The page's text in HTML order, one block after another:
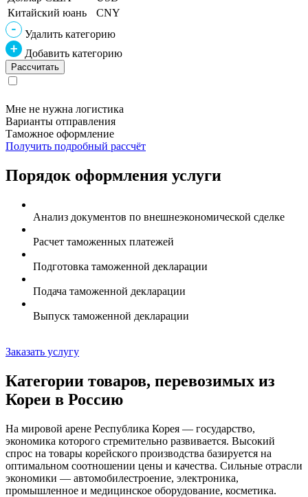
Китайский юань
CNY
Удалить категорию
Добавить категорию
Мне не нужна логистика
Варианты отправления
Таможное оформление
Получить подробный рассчёт
Порядок оформления услуги
Анализ документов по внешнеэкономической сделке
Расчет таможенных платежей
Подготовка таможенной декларации
Подача таможенной декларации
Выпуск таможенной декларации
Заказать услугу
Категории товаров, перевозимых из
Кореи в Россию
На мировой арене Республика Корея — государство,
экономика которого стремительно развивается. Высокий
спрос на товары корейского производства базируется на
оптимальном соотношении цены и качества. Сильные отрасли
экономики — автомобилестроение, электроника,
промышленное и медицинское оборудование, косметика.